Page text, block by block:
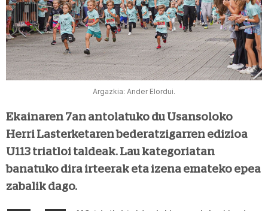
Argazkia: Ander Elordui.
Ekainaren 7an antolatuko du Usansoloko
Herri Lasterketaren bederatzigarren edizioa
U113 triatloi taldeak. Lau kategoriatan
banatuko dira irteerak eta izena emateko epea
zabalik dago.